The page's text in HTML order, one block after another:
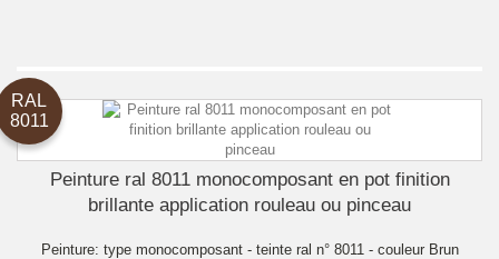
RAL
8011
Peinture ral 8011 monocomposant en pot finition
brillante application rouleau ou pinceau
Peinture: type monocomposant - teinte ral n° 8011 - couleur Brun